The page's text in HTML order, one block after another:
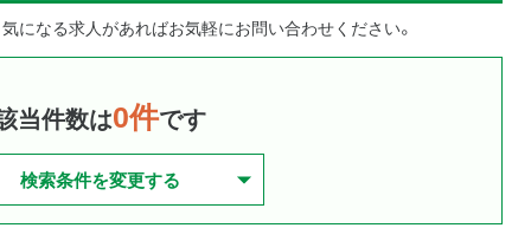
になる求人があればお気軽にお問い合わせください。
当件数は0件です
検索条件を変更する